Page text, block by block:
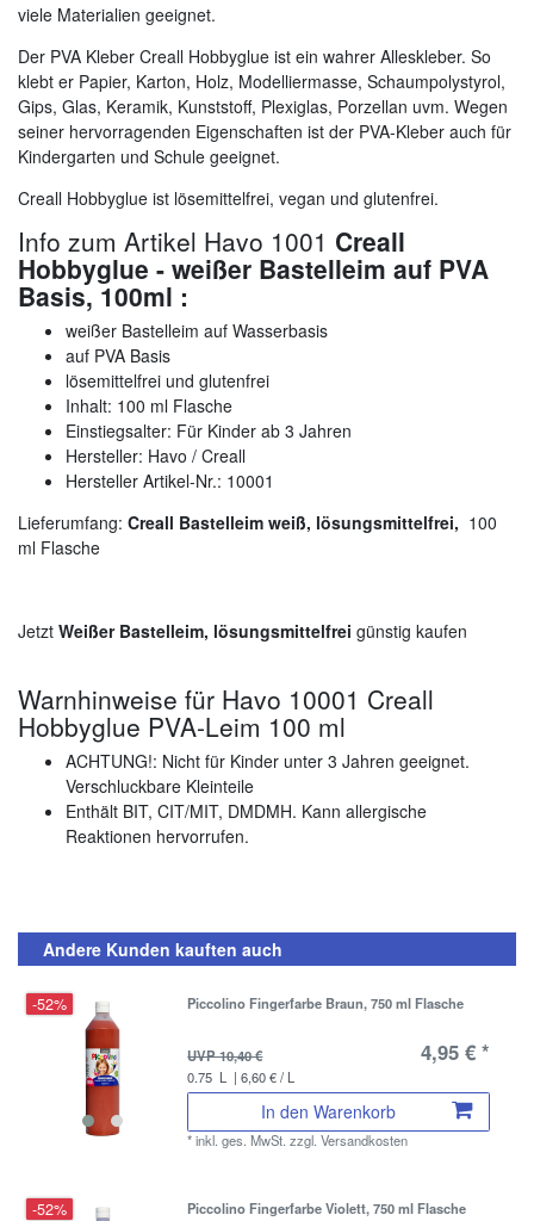
viele Materialien geeignet.
Der PVA Kleber Creall Hobbyglue ist ein wahrer Alleskleber. So
klebt er Papier, Karton, Holz, Modelliermasse, Schaumpolystyrol,
Gips, Glas, Keramik, Kunststoff, Plexiglas, Porzellan uvm. Wegen
seiner hervorragenden Eigenschaften ist der PVA-Kleber auch für
Kindergarten und Schule geeignet.
Creall Hobbyglue ist lösemittelfrei, vegan und glutenfrei.
Info zum Artikel Havo 1001 Creall
Hobbyglue - weißer Bastelleim auf PVA
Basis, 100ml :
weißer Bastelleim auf Wasserbasis
auf PVA Basis
lösemittelfrei und glutenfrei
Inhalt: 100 ml Flasche
Einstiegsalter: Für Kinder ab 3 Jahren
Hersteller: Havo / Creall
Hersteller Artikel-Nr.: 10001
Lieferumfang: Creall Bastelleim weiß, lösungsmittelfrei, 100
ml Flasche
Jetzt Weißer Bastelleim, lösungsmittelfrei günstig kaufen
Warnhinweise für Havo 10001 Creall
Hobbyglue PVA-Leim 100 ml
ACHTUNG!: Nicht für Kinder unter 3 Jahren geeignet.
Verschluckbare Kleinteile
Enthält BIT, CIT/MIT, DMDMH. Kann allergische
Reaktionen hervorrufen.
Andere Kunden kauften auch
-52% Piccolino Fingerfarbe Braun, 750 ml Flasche
UVP 10,40 € 4,95 € *
0.75 L | 6,60 € / L
In den Warenkorb
*inkl. ges. MwSt. zzgl.Versandkosten
-52% Piccolino Fingerfarbe Violett, 750 ml Flasche